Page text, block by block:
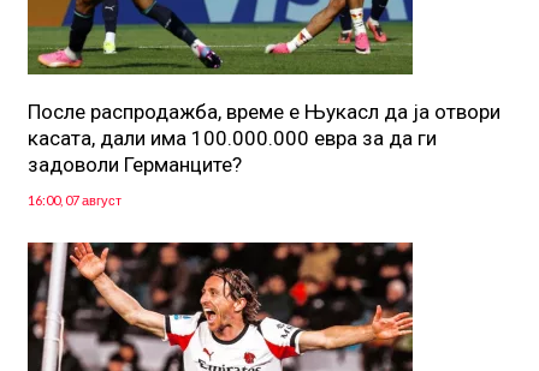
После распродажба, време е Њукасл да ја отвори
касата, дали има 100.000.000 евра за да ги
задоволи Германците?
16:00, 07 август